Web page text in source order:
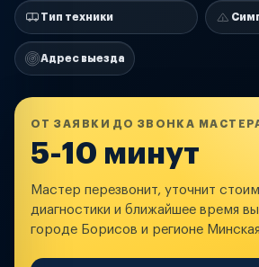
Тип техники
Адрес выезда
ОТ ЗАЯВКИ ДО ЗВОНКА
5-10 минут
Мастер перезвонит, уточнит
диагностики и ближайшее время
городе Борисов и регионе